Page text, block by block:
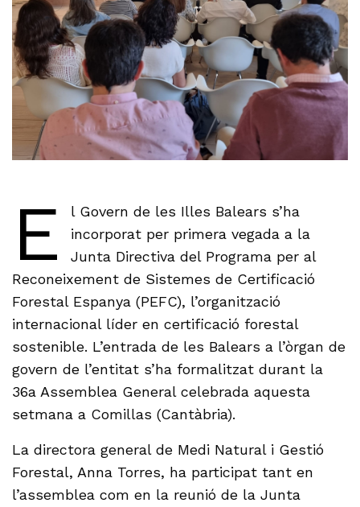
E
l Govern de les Illes Balears s’ha
incorporat per primera vegada a la
Junta Directiva del Programa per al
Reconeixement de Sistemes de Certificació
Forestal Espanya (PEFC), l’organització
internacional líder en certificació forestal
sostenible. L’entrada de les Balears a l’òrgan de
govern de l’entitat s’ha formalitzat durant la
36a Assemblea General celebrada aquesta
setmana a Comillas (Cantàbria).
La directora general de Medi Natural i Gestió
Forestal, Anna Torres, ha participat tant en
l’assemblea com en la reunió de la Junta